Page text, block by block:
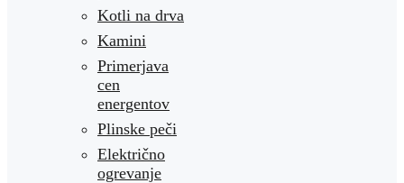
Kotli na drva
Kamini
Primerjava
cen
energentov
Plinske peči
Električno
ogrevanje